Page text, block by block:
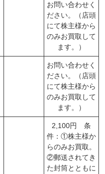
お問い合わせく
ださい。（店頭
にて株主様から
のみお買取して
ます。）
お問い合わせく
ださい。（店頭
にて株主様から
のみお買取して
ます。）
2,100円 条
件：①株主様か
らのみお買取。
②郵送されてき
た封筒とともに